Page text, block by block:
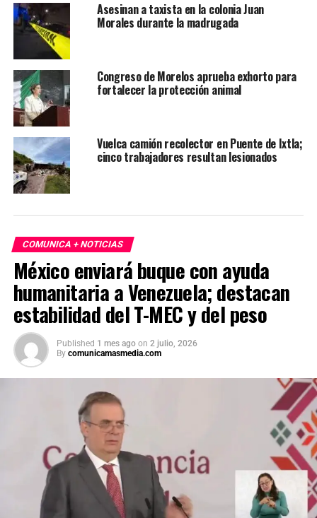
Asesinan a taxista en la colonia Juan
Morales durante la madrugada
Congreso de Morelos aprueba exhorto para
fortalecer la protección animal
Vuelca camión recolector en Puente de Ixtla;
cinco trabajadores resultan lesionados
COMUNICA + NOTICIAS
México enviará buque con ayuda
humanitaria a Venezuela; destacan
estabilidad del T-MEC y del peso
Published 1 mes ago on 2 julio, 2026
By comunicamasmedia.com